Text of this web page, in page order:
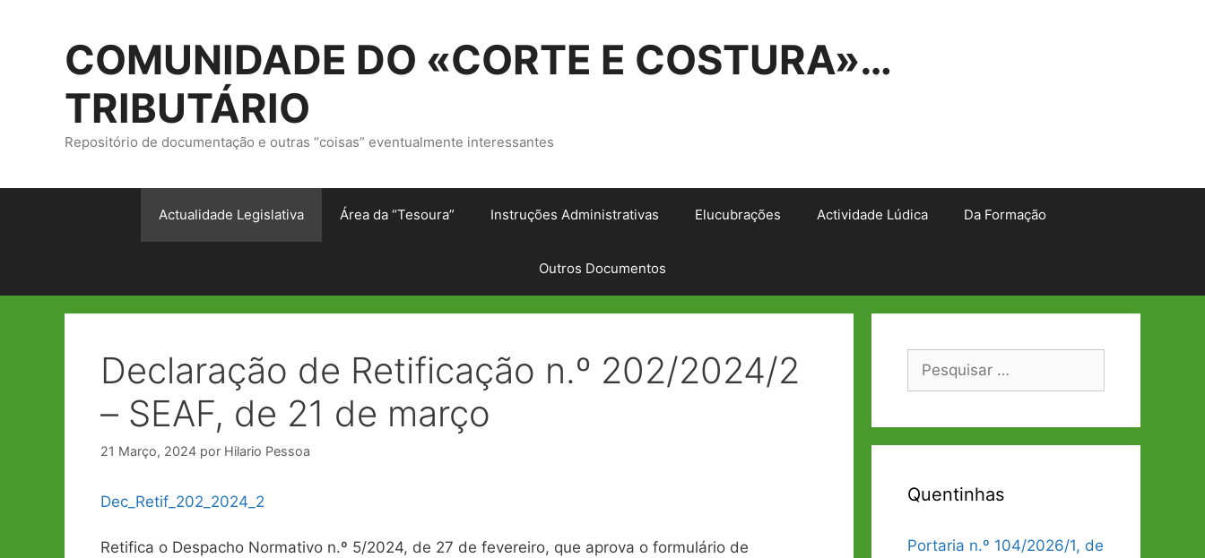
COMUNIDADE DO «CORTE E COSTURA»…
TRIBUTÁRIO
Repositório de documentação e outras “coisas” eventualmente interessantes
Actualidade Legislativa Área da “Tesoura” Instruções Administrativas Elucubrações Actividade Lúdica Da Formação
Outros Documentos
Declaração de Retificação n.º 202/2024/2
– SEAF, de 21 de março
21 Março, 2024 por Hilario Pessoa
Dec_Retif_202_2024_2
Retifica o Despacho Normativo n.º 5/2024, de 27 de fevereiro, que aprova o formulário de
Pesquisar
Quentinhas
Portaria n.º 104/2026/1, de